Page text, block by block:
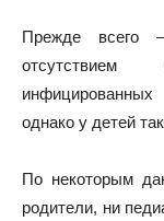
Прежде всего
однако у детей
По некоторым
родители, ни